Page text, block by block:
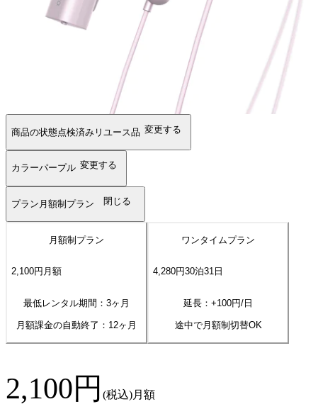
商品の状態点検済みリユース品 変更する
カラーパープル 変更する
プラン 月額制プラン 閉じる
月額制プラン
2,100円 月額
最低レンタル期間：3ヶ月
月額課金の自動終了： 12ヶ月
ワンタイムプラン
4,280円30泊31 日
延長：+100円/日
途中で月額制切替OK
2,100円 (税込)月額